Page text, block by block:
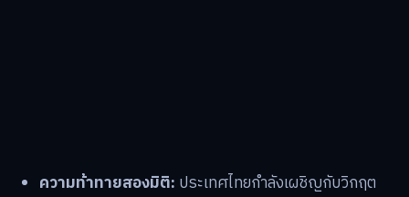
ความท้าทายสองมิติ: ประเทศไทยกำลังเผชิญกับวิกฤต